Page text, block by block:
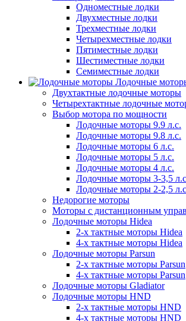
Одноместные лодки
Двухместные лодки
Трехместные лодки
Четырехместные лодки
Пятиместные лодки
Шестиместные лодки
Семиместные лодки
Лодочные
Двухтактные лодочные моторы
Четырехтактные лодочные
Выбор мотора по мощности
Лодочные моторы 9.9 л.с.
Лодочные моторы 9.8 л.с.
Лодочные моторы 6 л.с.
Лодочные моторы 5 л.с.
Лодочные моторы 4 л.с.
Лодочные моторы 3-3,5
Лодочные моторы 2-2,5
Недорогие моторы
Моторы с дистанционным
Лодочные моторы Hidea
2-х тактные моторы Hidea
4-х тактные моторы Hidea
Лодочные моторы Parsun
2-х тактные моторы Parsun
4-х тактные моторы Parsun
Лодочные моторы Gladiator
Лодочные моторы HND
2-х тактные моторы HND
4-х тактные моторы HND